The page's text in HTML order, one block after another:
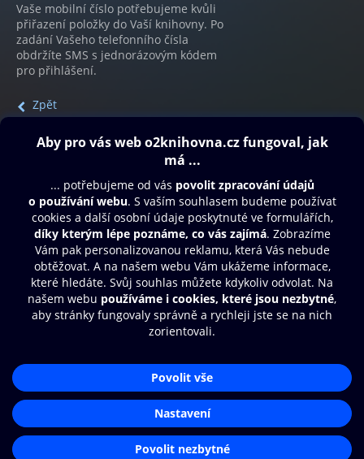
Vaše mobilní číslo potřebujeme kvůli
přiřazení položky do Vaší knihovny. Po
zadání Vašeho telefonního čísla
obdržíte SMS s jednorázovým kódem
pro přihlášení.
Zpět
Obsah ke stažení
Moje O2 Knihovna
Další zábava
© O2 Czech Republic a.s.
Přístupnost
Zásady zpracování osobních údajů
Nastavení cookies
Aplikace O2 Knihovna
Čti a poslouchej své e-knihy a
audioknihy rychleji a pohodlněji.